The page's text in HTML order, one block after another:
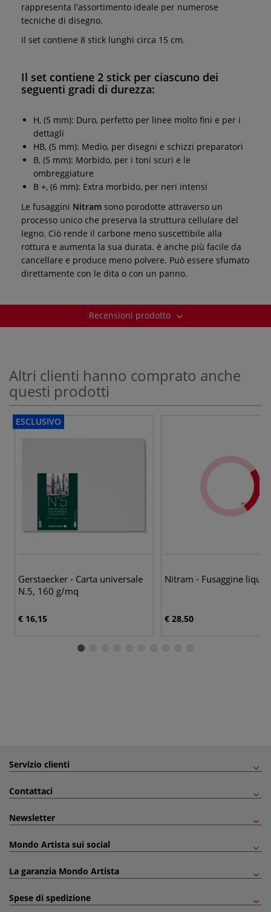
rappresenta l'assortimento ideale per numerose
tecniche di disegno.
Il set contiene 8 stick lunghi circa 15 cm.
Il set contiene 2 stick per ciascuno dei
seguenti gradi di durezza:
H, (5 mm): Duro, perfetto per linee molto fini e per i
dettagli
HB, (5 mm): Medio, per disegni e schizzi preparatori
B, (5 mm): Morbido, per i toni scuri e le
ombreggiature
B +, (6 mm): Extra morbido, per neri intensi
Le fusaggini Nitram sono porodotte attraverso un
processo unico che preserva la struttura cellulare del
legno. Ciò rende il carbone meno suscettibile alla
rottura e aumenta la sua durata. è anche più facile da
cancellare e produce meno polvere. Può essere sfumato
direttamente con le dita o con un panno.
Recensioni prodotto
Altri clienti hanno comprato anche
questi prodotti
ESCLUSIVO
Gerstaecker - Carta universale
N.5, 160 g/mq
€ 16,15
Nitram - Fusaggine
€ 28,50
Servizio clienti
Contattaci
Newsletter
Mondo Artista sui social
La garanzia Mondo Artista
Spese di spedizione